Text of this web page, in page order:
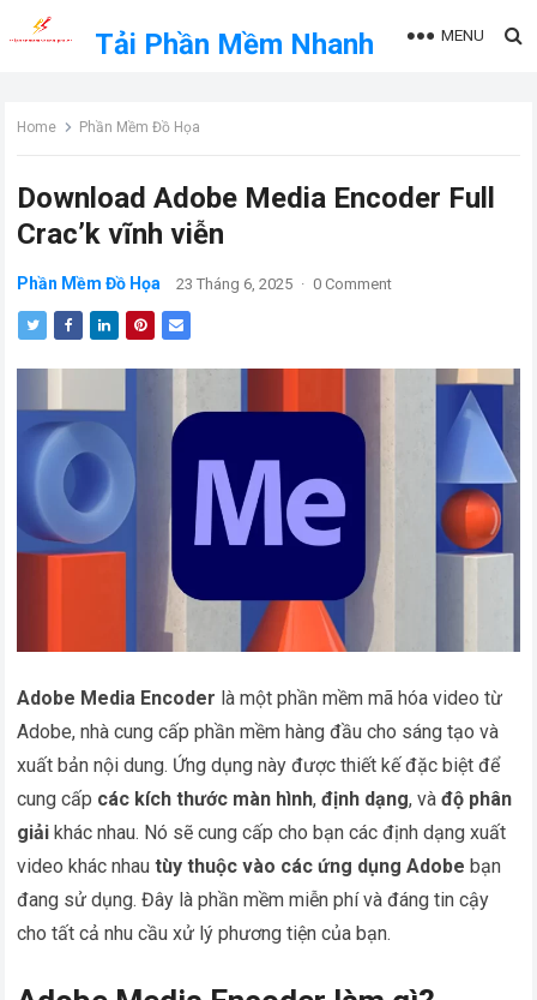
Tải Phần Mềm Nhanh MENU
Home Phần Mềm Đồ Họa
Download Adobe Media Encoder Full
Crac’k vĩnh viễn
Phần Mềm Đồ Họa 23 Tháng 6, 2025 · 0 Comment
Adobe Media Encoder là một phần mềm mã hóa video từ
Adobe, nhà cung cấp phần mềm hàng đầu cho sáng tạo và
xuất bản nội dung. Ứng dụng này được thiết kế đặc biệt để
cung cấp các kích thước màn hình,định dạng, vàđộ phân
giải khác nhau. Nó sẽ cung cấp cho bạn các định dạng xuất
video khác nhautùy thuộc vào các ứng dụng Adobe bạn
đang sử dụng. Đây là phần mềm miễn phí và đáng tin cậy
cho tất cả nhu cầu xử lý phương tiện của bạn.